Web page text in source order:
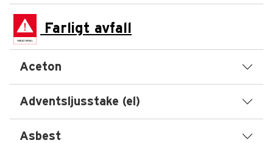
Farligt avfall
Aceton
Adventsljusstake (el)
Asbest